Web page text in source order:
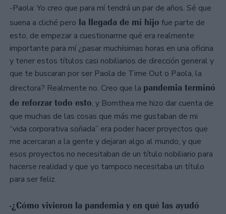
-Paola: Yo creo que para mí tendrá un par de años. Sé que
suena a cliché pero la llegada de mi hijo fue parte de
esto, de empezar a cuestionarme qué era realmente
importante para mí ¿pasar muchísimas horas en una oficina
y tener estos títulos casi nobiliarios de dirección general y
que te buscaran por ser Paola de Time Out o Paola, la
directora? Realmente no. Creo que la pandemia terminó
de reforzar todo esto, y Bomthea me hizo dar cuenta de
que muchas de las cosas que más me gustaban de mi
“vida corporativa soñada” era poder hacer proyectos que
me acercaran a la gente y dejaran algo al mundo, y que
esos proyectos no necesitaban de un título nobiliario para
hacerse realidad y que yo tampoco necesitaba un título
para ser feliz.
-¿Cómo vivieron la pandemia y en qué las ayudó